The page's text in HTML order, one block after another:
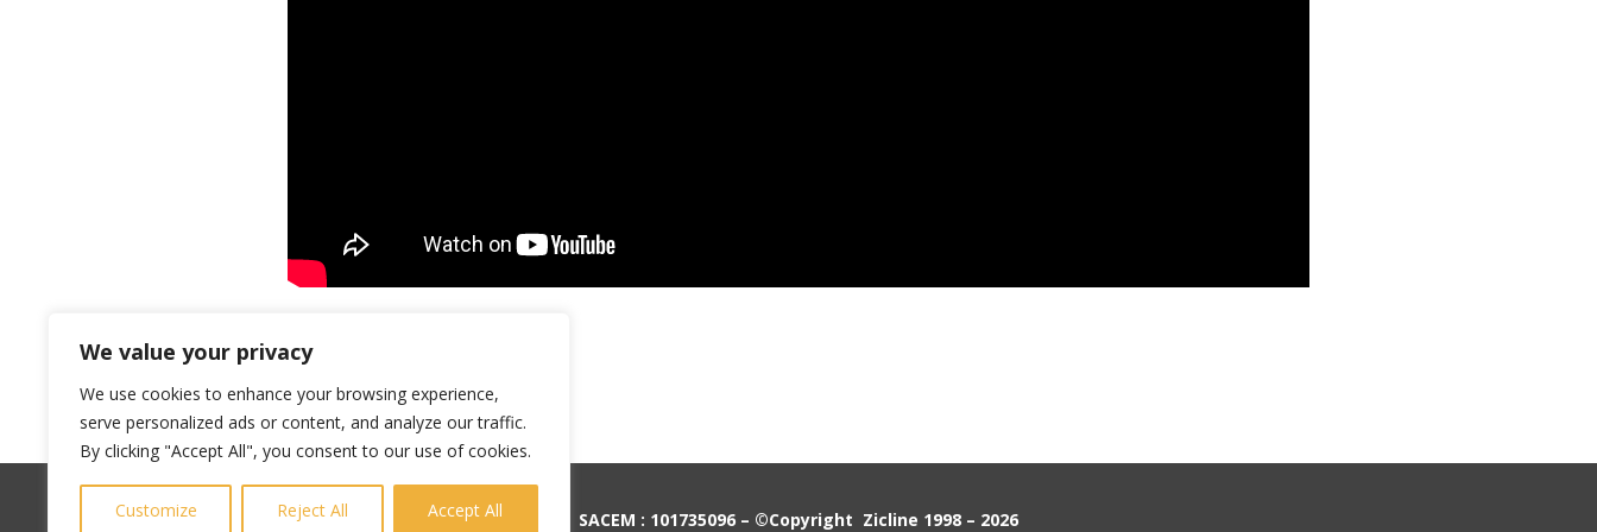
We value your privacy
We use cookies to enhance your browsing experience,
serve personalized ads or content, and analyze our traffic.
By clicking "Accept All", you consent to our use of cookies.
Customize Reject All Accept All SACEM : 101735096 – ©Copyright Zicline 1998 – 2026